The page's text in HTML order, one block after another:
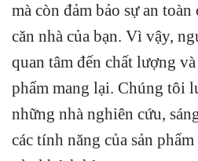
mà còn đảm bảo sự an
căn nhà của bạn. Vì vậy,
quan tâm đến chất lượng
phẩm mang lại. Chúng tôi
những nhà nghiên cứu,
các tính năng của sản